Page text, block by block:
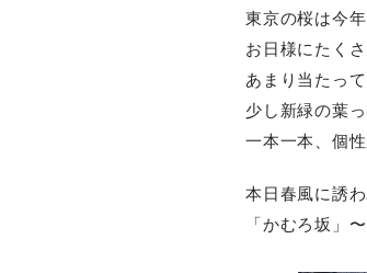
東京の桜は今
お日様にたく
あまり当たっ
少し新緑の葉
一本一本、個
本日春風に誘
「かむろ坂」